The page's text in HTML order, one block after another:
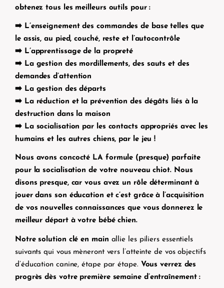
obtenez tous les meilleurs outils pour :
➡️ L’enseignement des commandes de base telles que
le assis, au pied, couché, reste et l’autocontrôle
➡️ L’apprentissage de la propreté
➡️ La gestion des mordillements, des sauts et des
demandes d’attention
➡️ La gestion des départs
➡️ La réduction et la prévention des dégâts liés à la
destruction dans la maison
➡️ La socialisation par les contacts appropriés avec les
humains et les autres chiens, par le jeu !
Nous avons concocté LA formule (presque) parfaite
pour la socialisation de votre nouveau chiot. Nous
disons presque, car vous avez un rôle déterminant à
jouer dans son éducation et c’est grâce à l’acquisition
de vos nouvelles connaissances que vous donnerez le
meilleur départ à votre bébé chien.
Notre solution clé en main allie les piliers essentiels
suivants qui vous mèneront vers l’atteinte de vos objectifs
d’éducation canine, étape par étape. Vous verrez des
progrès dès votre première semaine d’entraînement :